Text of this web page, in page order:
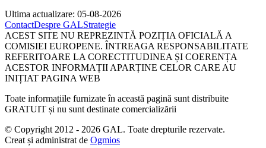
Ultima actualizare: 05-08-2026
ContactDespre GALStrategie
ACEST SITE NU REPREZINTĂ POZIȚIA OFICIALĂ A
COMISIEI EUROPENE. ÎNTREAGA RESPONSABILITATE
REFERITOARE LA CORECTITUDINEA ȘI COERENȚA
ACESTOR INFORMAȚII APARȚINE CELOR CARE AU
INIȚIAT PAGINA WEB
Toate informațiile furnizate în această pagină sunt distribuite
GRATUIT și nu sunt destinate comercializării
© Copyright 2012 - 2026 GAL. Toate drepturile rezervate.
Creat și administrat de Ogmios